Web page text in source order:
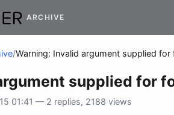
ARCHIVE
/Warning: Invalid argument supplied for
supplied for
01:41 — 2 replies, 2188 views